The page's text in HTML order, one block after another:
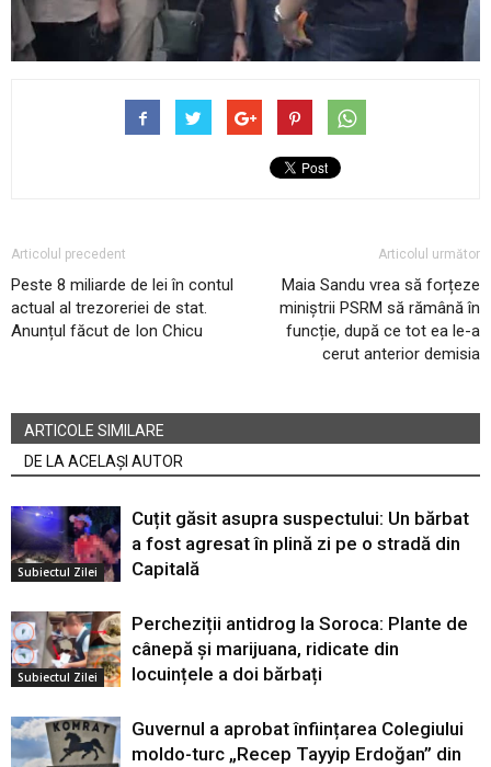
Articolul precedent
Peste 8 miliarde de lei în contul
actual al trezoreriei de stat.
Anunțul făcut de Ion Chicu
Articolul următor
Maia Sandu vrea să forțeze
miniștrii PSRM să rămână în
funcție, după ce tot ea le-a
cerut anterior demisia
ARTICOLE SIMILARE
DE LA ACELAȘI AUTOR
Subiectul Zilei
Cuțit găsit asupra suspectului: Un bărbat
a fost agresat în plină zi pe o stradă din
Capitală
Subiectul Zilei
Percheziții antidrog la Soroca: Plante de
cânepă și marijuana, ridicate din
locuințele a doi bărbați
Guvernul a aprobat înființarea Colegiului
moldo-turc „Recep Tayyip Erdoğan” din